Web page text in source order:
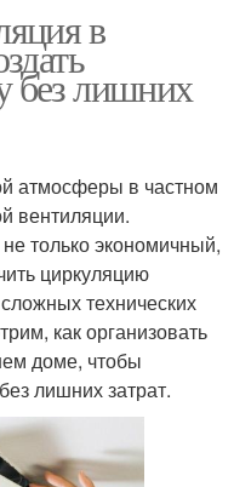
в
без лишних
атмосферы в частном
вентиляции.
только экономичный,
циркуляцию
технических
как организовать
доме, чтобы
лишних затрат.